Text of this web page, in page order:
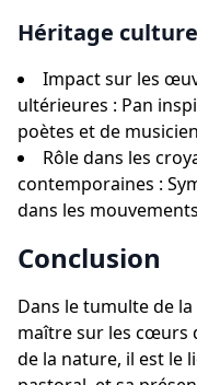
Héritage
Impact sur les
ultérieures : Pan
poètes et de
Rôle dans les
contemporaines :
dans les
Conclusion
Dans le tumulte de
maître sur les cœurs
de la nature, il est le